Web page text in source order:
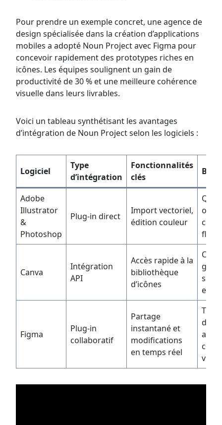
Pour prendre un exemple concret, une agence de
design spécialisée dans la création d’applications
mobiles a adopté Noun Project avec Figma pour
concevoir rapidement des prototypes riches en
icônes. Les équipes soulignent un gain de
productivité de 30 % et une meilleure cohérence
visuelle dans leurs livrables.
Voici un tableau synthétisant les avantages
d’intégration de Noun Project selon les logiciels :
Logiciel
Type
d’intégration
Fonctionnalités
clés
Adobe
Illustrator
&
Photoshop
Plug-in direct
Import vectoriel,
édition couleur
Canva
Intégration
API
Accès rapide à la
bibliothèque
d’icônes
et
Figma
Plug-in
collaboratif
Partage
instantané et
modifications
en temps réel